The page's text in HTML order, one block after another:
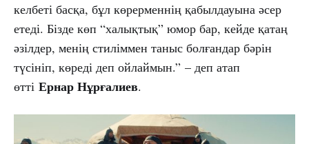
келбеті басқа, бұл көрерменнің қабылдауына әсер
етеді. Бізде көп “халықтық” юмор бар, кейде қатаң
әзілдер, менің стиліммен таныс болғандар бәрін
түсініп, көреді деп ойлаймын.” – деп атап
өтті Ернар Нұрғалиев.